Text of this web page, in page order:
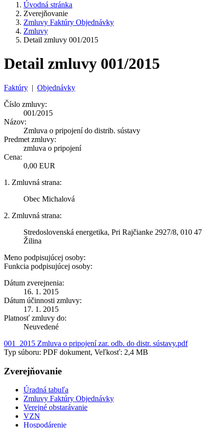
Úvodná stránka
Zverejňovanie
Zmluvy Faktúry Objednávky
Zmluvy
Detail zmluvy 001/2015
Detail zmluvy 001/2015
Faktúry | Objednávky
Číslo zmluvy:
001/2015
Názov:
Zmluva o pripojení do distrib. sústavy
Predmet zmluvy:
zmluva o pripojení
Cena:
0,00 EUR
1. Zmluvná strana:
Obec Michalová
2. Zmluvná strana:
Stredoslovenská energetika, Pri Rajčianke 2927/8, 010 47
Žilina
Meno podpisujúcej osoby:
Funkcia podpisujúcej osoby:
Dátum zverejnenia:
16. 1. 2015
Dátum účinnosti zmluvy:
17. 1. 2015
Platnosť zmluvy do:
Neuvedené
001_2015 Zmluva o pripojení zar. odb. do distr. sústavy.pdf
Typ súboru: PDF dokument, Veľkosť: 2,4 MB
Zverejňovanie
Úradná tabuľa
Zmluvy Faktúry Objednávky
Verejné obstarávanie
VZN
Hospodárenie